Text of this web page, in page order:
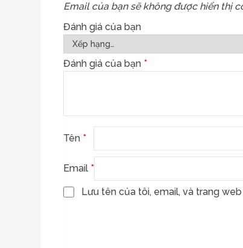
Email của bạn sẽ không được hiển thị
Đánh giá của bạn
Đánh giá của bạn *
Tên *
Email *
Lưu tên của tôi, email, và trang